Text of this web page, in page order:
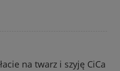
na twarz i szyję CiCa